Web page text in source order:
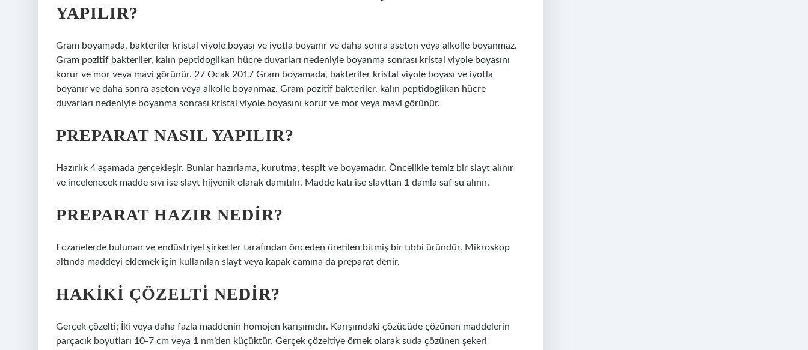
YAPILIR?
Gram boyamada, bakteriler kristal viyole boyası ve iyotla boyanır ve daha sonra aseton veya alkolle boyanmaz.
Gram pozitif bakteriler, kalın peptidoglikan hücre duvarları nedeniyle boyanma sonrası kristal viyole boyasını
korur ve mor veya mavi görünür. 27 Ocak 2017 Gram boyamada, bakteriler kristal viyole boyası ve iyotla
boyanır ve daha sonra aseton veya alkolle boyanmaz. Gram pozitif bakteriler, kalın peptidoglikan hücre
duvarları nedeniyle boyanma sonrası kristal viyole boyasını korur ve mor veya mavi görünür.
PREPARAT NASIL YAPILIR?
Hazırlık 4 aşamada gerçekleşir. Bunlar hazırlama, kurutma, tespit ve boyamadır. Öncelikle temiz bir slayt alınır
ve incelenecek madde sıvı ise slayt hijyenik olarak damıtılır. Madde katı ise slayttan 1 damla saf su alınır.
PREPARAT HAZIR NEDIR?
Eczanelerde bulunan ve endüstriyel şirketler tarafından önceden üretilen bitmiş bir tıbbi üründür. Mikroskop
altında maddeyi eklemek için kullanılan slayt veya kapak camına da preparat denir.
HAKIKI ÇÖZELTI NEDIR?
Gerçek çözelti; İki veya daha fazla maddenin homojen karışımıdır. Karışımdaki çözücüde çözünen maddelerin
parçacık boyutları 10-7 cm veya 1 nm’den küçüktür. Gerçek çözeltiye örnek olarak suda çözünen şekeri